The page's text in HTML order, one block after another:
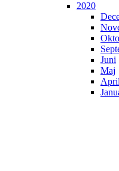
2020
Juni
Maj
April